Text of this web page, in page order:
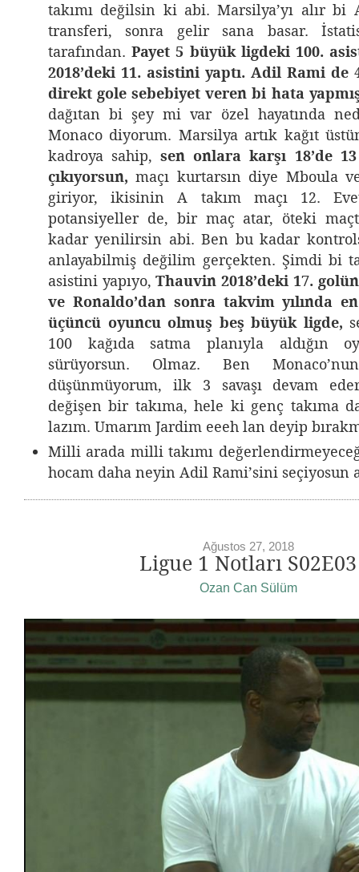
takımı değilsin ki abi. Marsilya’yı alır bi
transferi, sonra gelir sana basar.
tarafından.Payet 5 büyük ligdeki 100.
2018’deki 11. asistini yaptı. Adil Rami de
direkt gole sebebiyet veren bi hata
dağıtan bi şey mi var özel hayatında
Monaco diyorum. Marsilya artık kağıt
kadroya sahip, sen onlara karşı 18’de
çıkıyorsun, maçı kurtarsın diye Mboula
giriyor, ikisinin A takım maçı 12.
potansiyeller de, bir maç atar, öteki
kadar yenilirsin abi. Ben bu kadar
anlayabilmiş değilim gerçekten. Şimdi bi
asistini yapıyo, Thauvin 2018’deki 17.
ve Ronaldo’dan sonra takvim yılında
üçüncü oyuncu olmuş beş büyük ligde,
100 kağıda satma planıyla aldığın
sürüyorsun. Olmaz. Ben Monaco’nun
düşünmüyorum, ilk 3 savaşı devam
değişen bir takıma, hele ki genç takıma
lazım. Umarım Jardim eeeh lan deyip
Milli arada milli takımı
hocam daha neyin Adil Rami’sini seçiyosun
Ağustos 27, 2018
Ligue 1 Notları S02E03
Ozan Can Sülüm